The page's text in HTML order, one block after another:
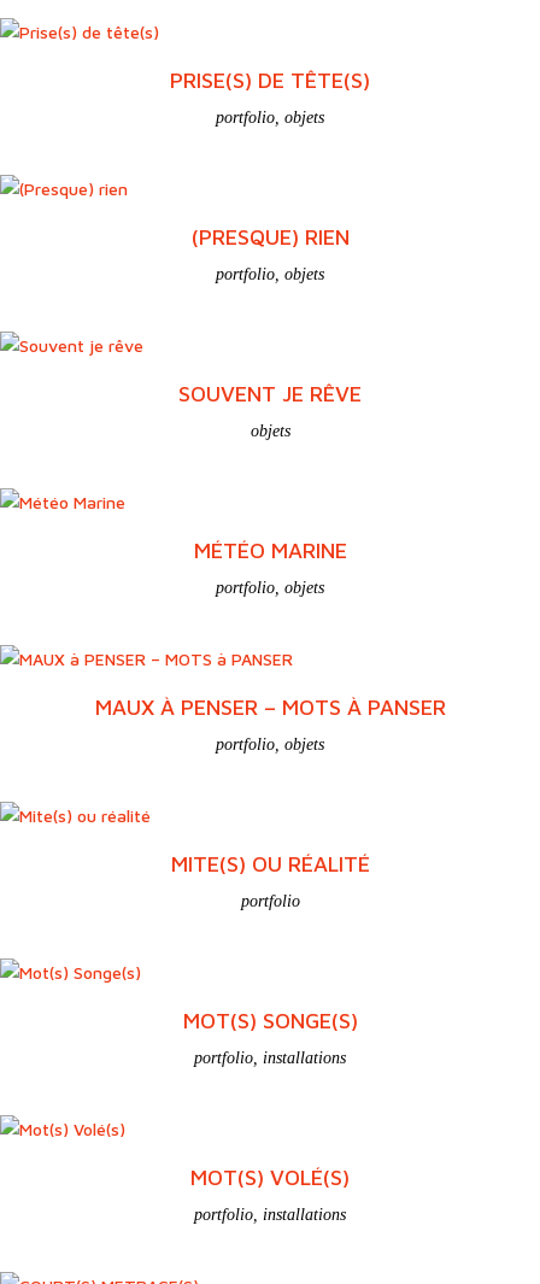
PRISE(S) DE TÊTE(S)
portfolio objets
(PRESQUE) RIEN
portfolio objets
SOUVENT JE RÊVE
objets
MÉTÉO MARINE
portfolio objets
MAUX À PENSER – MOTS À PANSER
portfolio objets
MITE(S) OU RÉALITÉ
portfolio
MOT(S) SONGE(S)
portfolio installations
MOT(S) VOLÉ(S)
portfolio installations